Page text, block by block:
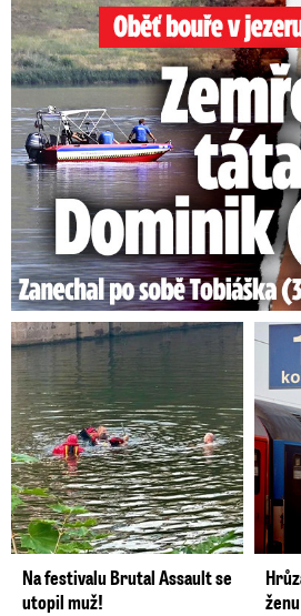
Oběť bouře v jezeru Most: Zemřel
Na festivalu Brutal Assault se
utopil muž!